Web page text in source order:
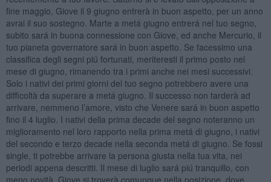
fine maggio, Giove il 9 giugno entrerà in buon aspetto, per un anno
avrai il suo sostegno. Marte a metá giugno entrerá nel tuo segno,
subito sará in buona connessione con Giove, ed anche Mercurio, il
tuo pianeta governatore sará in buon aspetto. Se facessimo una
classifica degli segni piú fortunati, meriteresti il primo posto nel
mese di giugno, rimanendo tra i primi anche nei mesi successivi.
Solo i nativi dei primi giorni del tuo segno potrebbero avere una
difficoltà da superare a metá giugno. Il successo non tarderà ad
arrivare, nemmeno l’amore, visto che Venere sará in buon aspetto
fino il 4 luglio. I nativi della prima decade del segno noteranno un
miglioramento nel loro rapporto nella prima metá di giugno, i nativi
del secondo e terzo decade nella seconda metá di giugno. Se fossi
single, ti potrebbe arrivare la persona giusta nella tua vita, nei
periodi appena descritti. Il mese di luglio sará piú tranquillo, con
meno novità, Giove si troverà comunque nella posizione, dove